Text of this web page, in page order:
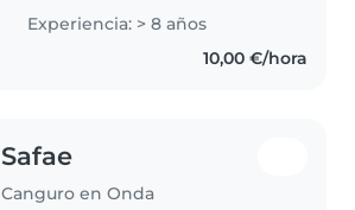
infantil y en las rutinas diarias de
los niños. Ofrezco cuidado de
niños en mi hogar, en un..
Experiencia: > 8 años
10,00 €/hora
Safae
Canguro en Onda